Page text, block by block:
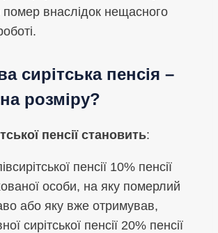
помер внаслідок нещасного
сирітська пенсія –
розміру?
пенсії становить:
пенсії 10% пенсії
особи, на яку померлий
або яку вже отримував,
сирітської пенсії 20% пенсії